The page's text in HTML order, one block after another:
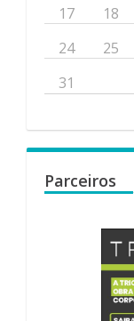
17
18
24
25
31
Parceiros